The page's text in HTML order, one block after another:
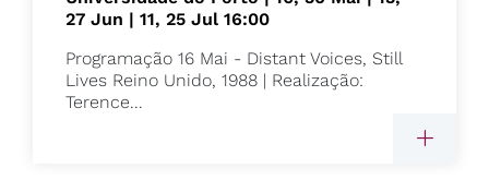
27 Jun | 11, 25 Jul 16:00
Programação 16 Mai - Distant Voices, Still
Lives Reino Unido, 1988 | Realização:
Terence...